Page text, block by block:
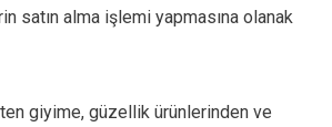
satın alma işlemi yapmasına olanak
giyime, güzellik ürünlerinden ve